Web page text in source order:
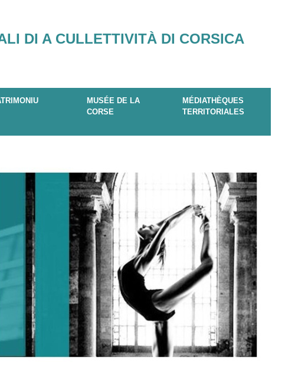
DI A CULLETTIVITÀ DI CORSICA
MUSÉE DE LA
CORSE
MÉDIATHÈQUES
TERRITORIALES